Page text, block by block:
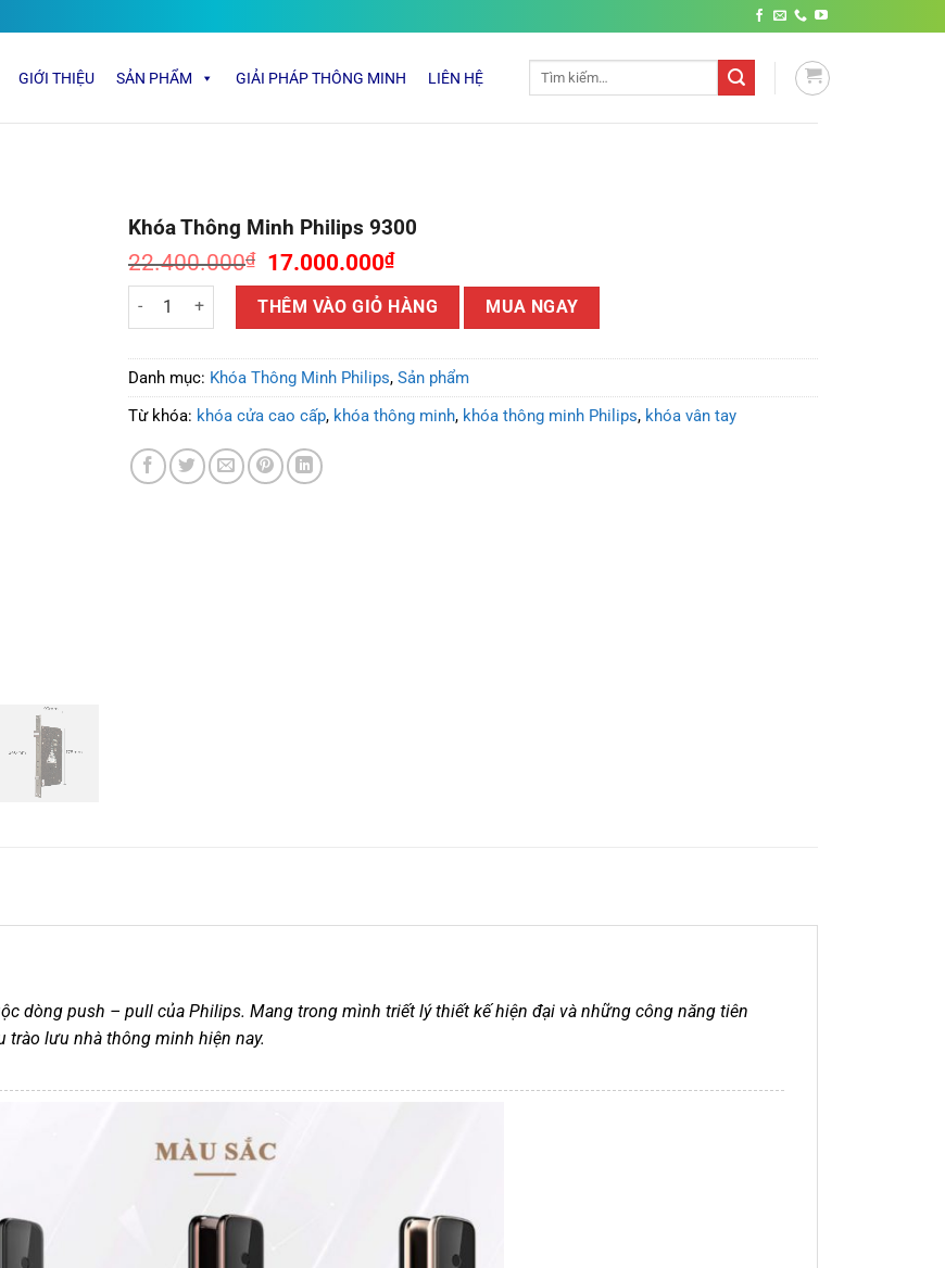
GIỚI THIỆU SẢN PHẨM GIẢI PHÁP THÔNG MINH LIÊN HỆ
Khóa Thông Minh Philips 9300
22.400.000₫ 17.000.000₫
Khóa Thông Minh Philips 9300 số lượng
THÊM VÀO GIỎ HÀNG MUA NGAY
Danh mục: Khóa Thông Minh Philips, Sản phẩm
Từ khóa: khóa cửa cao cấp, khóa thông minh, khóa thông minh Philips, khóa vân tay
dòng push – pull của Philips. Mang trong mình triết lý thiết kế hiện đại và những công năng tiên
trào lưu nhà thông minh hiện nay.